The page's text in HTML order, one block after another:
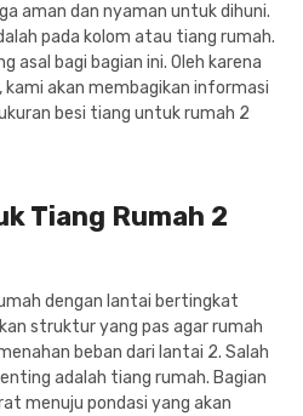
aman dan nyaman untuk dihuni.
pada kolom atau tiang rumah.
asal bagi bagian ini. Oleh karena
akan membagikan informasi
besi tiang untuk rumah 2
Tiang Rumah 2
dengan lantai bertingkat
struktur yang pas agar rumah
beban dari lantai 2. Salah
adalah tiang rumah. Bagian
menuju pondasi yang akan